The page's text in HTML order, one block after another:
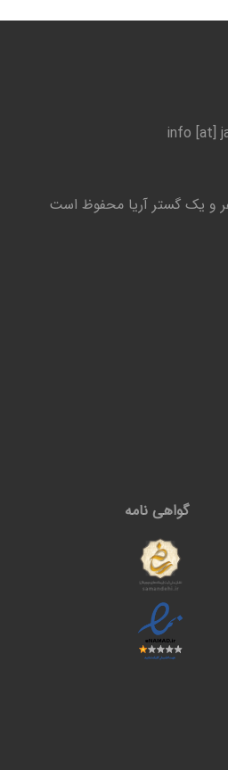
info [at]
و یک گستر آریا محفوظ است
گواهی نامه